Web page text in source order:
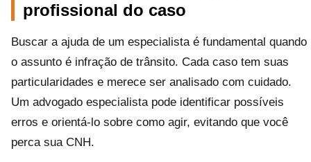
profissional do caso
Buscar a ajuda de um especialista é fundamental quando
o assunto é infração de trânsito. Cada caso tem suas
particularidades e merece ser analisado com cuidado.
Um advogado especialista pode identificar possíveis
erros e orientá-lo sobre como agir, evitando que você
perca sua CNH.